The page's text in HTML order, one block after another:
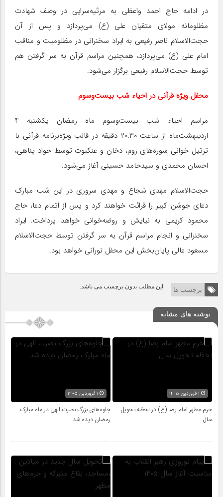
در ادامه حاج احمد واعظی به مرثیه‌سرایی در وصف شهادت
مظلومانه مولای متقیان علی (ع) می‌پردازد و پس از آن
حجت‌الاسلام ناصر رفیعی به ایراد سخنرانی در مظلومیت و مناقب
امام علی (ع) می‌پردازد، همچنین مراسم قرآن به سر گرفتن هم
توسط حجت‌الاسلام‌ رفیعی برگزار می‌شود.
محفل ویژه قرآنی در احیاء شب بیست‌وسوم
مراسم احیاء شب بیست‌وسوم ماه رمضان یکشنبه ۴
اردیبهشت‌ماه از ساعت ۲۰:۳۰ دقیقه در قالب ویژه‌برنامه قرآنی با
ترتیل خوانی سوره‌های روم، دخان و عنکبوت توسط جواد پناهی،
احسان محمدی و سیدحامد حسینی آغاز می‌شود.
حجت‌الاسلام‌ مهدی شجاع و مهدی سروری در این شب مبارک
دعای جوشن کبیر را قرائت خواهند کرد و پس از اتمام دعا، حاج
محمود کریمی به نیایش و روضه‌خوانی خواهد پرداخت. ایراد
سخنرانی و انجام مراسم قرآن به سر گرفتن توسط حجت‌الاسلام‌
مسعود عالی پایان‌بخش این محفل نورانی خواهد بود.
برچسب ها این مطلب بدون برچسب می باشد.
نوشته های مشابه
حرم مطهر امام رضا (ع) در لحظه تحویل
سال
جلوه‌های بزرگ نصرت الهی در ماه مبارک
رمضان دیده شد